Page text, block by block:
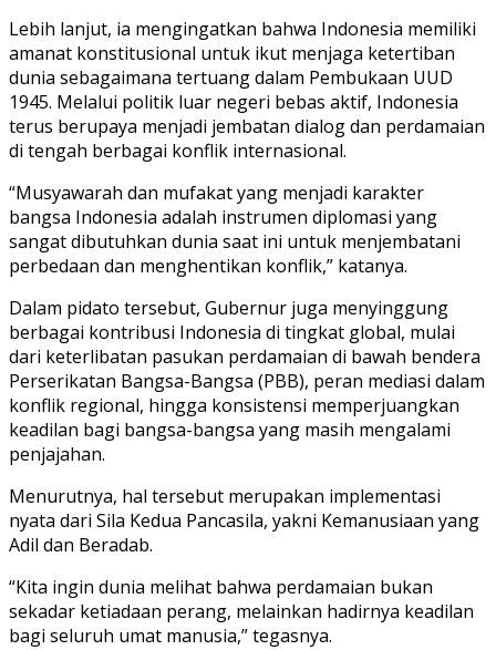
Lebih lanjut, ia mengingatkan bahwa Indonesia memiliki
amanat konstitusional untuk ikut menjaga ketertiban
dunia sebagaimana tertuang dalam Pembukaan UUD
1945. Melalui politik luar negeri bebas aktif, Indonesia
terus berupaya menjadi jembatan dialog dan perdamaian
di tengah berbagai konflik internasional.
“Musyawarah dan mufakat yang menjadi karakter
bangsa Indonesia adalah instrumen diplomasi yang
sangat dibutuhkan dunia saat ini untuk menjembatani
perbedaan dan menghentikan konflik,” katanya.
Dalam pidato tersebut, Gubernur juga menyinggung
berbagai kontribusi Indonesia di tingkat global, mulai
dari keterlibatan pasukan perdamaian di bawah bendera
Perserikatan Bangsa-Bangsa (PBB), peran mediasi dalam
konflik regional, hingga konsistensi memperjuangkan
keadilan bagi bangsa-bangsa yang masih mengalami
penjajahan.
Menurutnya, hal tersebut merupakan implementasi
nyata dari Sila Kedua Pancasila, yakni Kemanusiaan yang
Adil dan Beradab.
“Kita ingin dunia melihat bahwa perdamaian bukan
sekadar ketiadaan perang, melainkan hadirnya keadilan
bagi seluruh umat manusia,” tegasnya.